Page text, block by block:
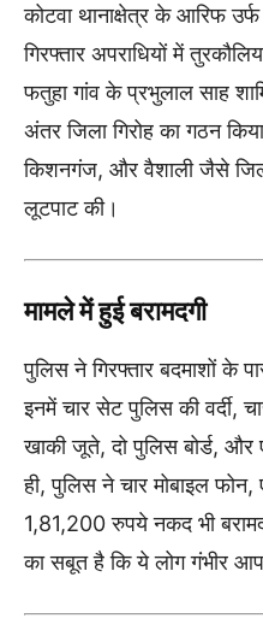
कोटवा थानाक्षेत्र के आरिफ
गिरफ्तार अपराधियों में
फतुहा गांव के प्रभुलाल साह
अंतर जिला गिरोह का गठन
किशनगंज, और वैशाली जैसे
लूटपाट की।
मामले में हुई बरामदगी
पुलिस ने गिरफ्तार बदमाशों के
इनमें चार सेट पुलिस की वर्दी,
खाकी जूते, दो पुलिस बोर्ड, और
ही, पुलिस ने चार मोबाइल फोन,
1,81,200 रुपये नकद भी
का सबूत है कि ये लोग गंभीर